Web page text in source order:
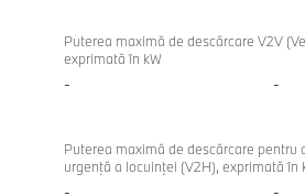
Puterea maximă de descărcare V2V
exprimată în kW
- -
Puterea maximă de descărcare pentru
urgenţă a locuinţei (V2H), exprimată în
- -